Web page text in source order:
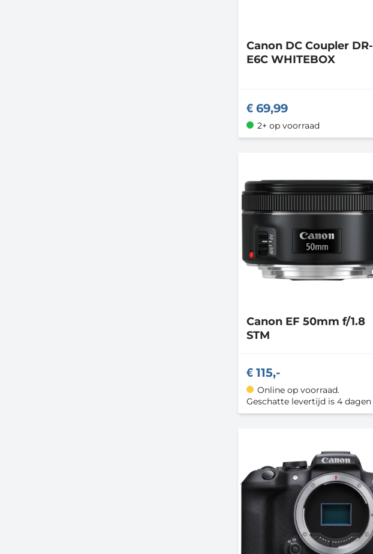
Canon DC Coupler DR-
E6C WHITEBOX
69,99
2+ op voorraad
Canon EF 50mm f/1.8
STM
115,-
Online op voorraad.
Geschatte levertijd is 4 dagen